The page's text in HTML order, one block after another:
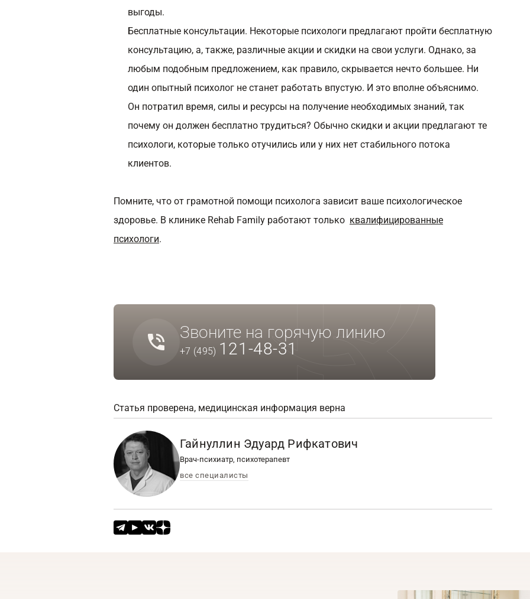
выгоды.
Бесплатные консультации. Некоторые психологи предлагают пройти бесплатную
консультацию, а, также, различные акции и скидки на свои услуги. Однако, за
любым подобным предложением, как правило, скрывается нечто большее. Ни
один опытный психолог не станет работать впустую. И это вполне объяснимо.
Он потратил время, силы и ресурсы на получение необходимых знаний, так
почему он должен бесплатно трудиться? Обычно скидки и акции предлагают те
психологи, которые только отучились или у них нет стабильного потока
клиентов.
Помните, что от грамотной помощи психолога зависит ваше психологическое
здоровье. В клинике Rehab Family работают только квалифицированные
психологи.
Звоните на горячую линию
+7 (495) 121-48-31
Статья проверена, медицинская информация верна
Гайнуллин Эдуард Рифкатович
Врач-психиатр, психотерапевт
все специалисты